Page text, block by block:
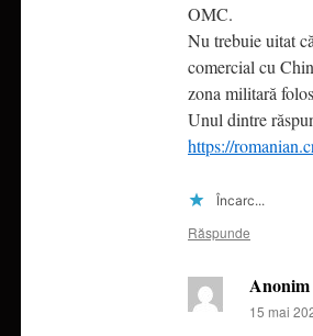
OMC.
Nu trebuie uitat
comercial cu
zona militară
Unul dintre
https://
Încarc...
Răspunde
Anonim
15 mai